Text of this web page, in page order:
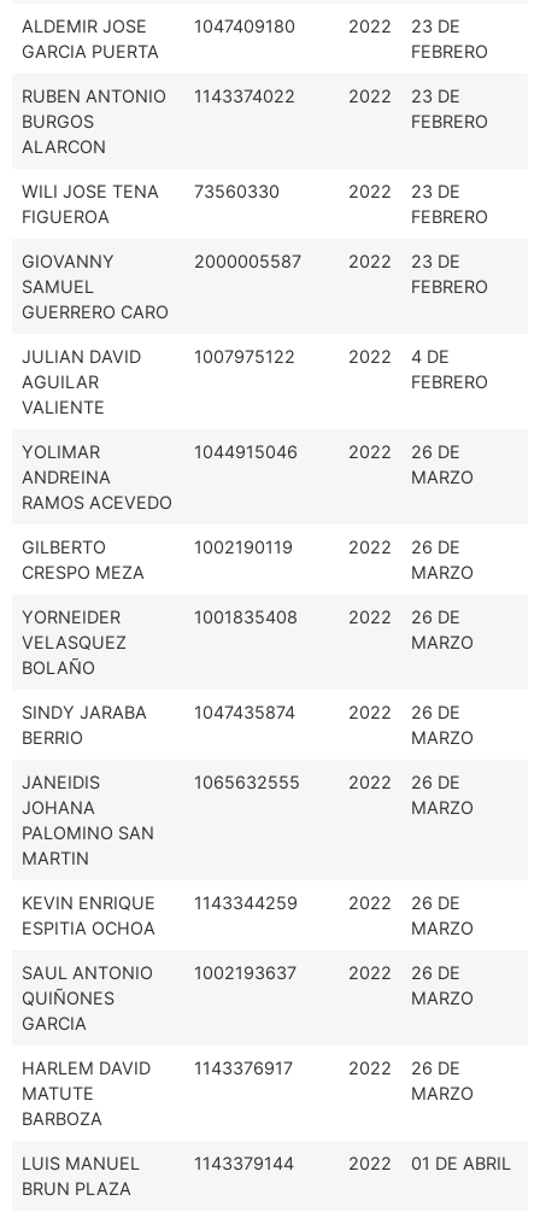
ALDEMIR JOSE
GARCIA PUERTA
1047409180 2022
23 DE
FEBRERO
RUBEN ANTONIO
BURGOS
ALARCON
1143374022 2022
23 DE
FEBRERO
WILI JOSE TENA
FIGUEROA
73560330 2022
23 DE
FEBRERO
GIOVANNY
SAMUEL
GUERRERO CARO
2000005587 2022
23 DE
FEBRERO
JULIAN DAVID
AGUILAR
VALIENTE
1007975122 2022
4 DE
FEBRERO
YOLIMAR
ANDREINA
RAMOS ACEVEDO
1044915046 2022
26 DE
MARZO
GILBERTO
CRESPO MEZA
1002190119 2022
26 DE
MARZO
YORNEIDER
VELASQUEZ
BOLAÑO
1001835408 2022
26 DE
MARZO
SINDY JARABA
BERRIO
1047435874 2022
26 DE
MARZO
JANEIDIS
JOHANA
PALOMINO SAN
MARTIN
1065632555 2022
26 DE
MARZO
KEVIN ENRIQUE
ESPITIA OCHOA
1143344259 2022
26 DE
MARZO
SAUL ANTONIO
QUIÑONES
GARCIA
1002193637 2022
26 DE
MARZO
HARLEM DAVID
MATUTE
BARBOZA
1143376917 2022
26 DE
MARZO
LUIS MANUEL
BRUN PLAZA
1143379144 2022 01 DE ABRIL